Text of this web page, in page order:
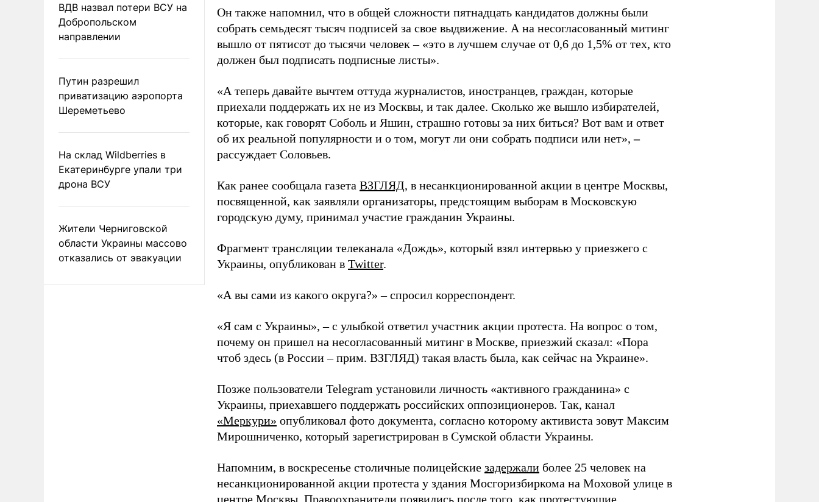
ВДВ назвал потери ВСУ на
Добропольском
направлении
Путин разрешил
приватизацию аэропорта
Шереметьево
На склад Wildberries в
Екатеринбурге упали три
дрона ВСУ
Жители Черниговской
области Украины массово
отказались от эвакуации
Он также напомнил, что в общей сложности пятнадцать кандидатов должны были
собрать семьдесят тысяч подписей за свое выдвижение. А на несогласованный митинг
вышло от пятисот до тысячи человек – «это в лучшем случае от 0,6 до 1,5% от тех, кто
должен был подписать подписные листы».
«А теперь давайте вычтем оттуда журналистов, иностранцев, граждан, которые
приехали поддержать их не из Москвы, и так далее. Сколько же вышло избирателей,
которые, как говорят Соболь и Яшин, страшно готовы за них биться? Вот вам и ответ
об их реальной популярности и о том, могут ли они собрать подписи или нет», –
рассуждает Соловьев.
Как ранее сообщала газета ВЗГЛЯД, в несанкционированной акции в центре Москвы,
посвященной, как заявляли организаторы, предстоящим выборам в Московскую
городскую думу, принимал участие гражданин Украины.
Фрагмент трансляции телеканала «Дождь», который взял интервью у приезжего с
Украины, опубликован в Twitter.
«А вы сами из какого округа?» – спросил корреспондент.
«Я сам с Украины», – с улыбкой ответил участник акции протеста. На вопрос о том,
почему он пришел на несогласованный митинг в Москве, приезжий сказал: «Пора
чтоб здесь (в России – прим. ВЗГЛЯД) такая власть была, как сейчас на Украине».
Позже пользователи Telegram установили личность «активного гражданина» с
Украины, приехавшего поддержать российских оппозиционеров. Так, канал
«Меркури» опубликовал фото документа, согласно которому активиста зовут Максим
Мирошниченко, который зарегистрирован в Сумской области Украины.
Напомним, в воскресенье столичные полицейские задержали более 25 человек на
несанкционированной акции протеста у здания Мосгоризбиркома на Моховой улице в
центре Москвы. Правоохранители появились после того, как протестующие